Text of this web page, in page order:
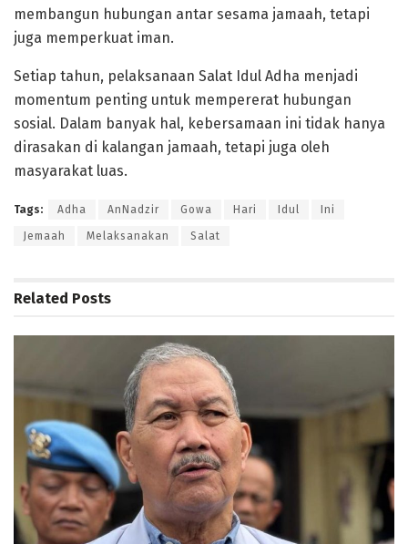
membangun hubungan antar sesama jamaah, tetapi
juga memperkuat iman.
Setiap tahun, pelaksanaan Salat Idul Adha menjadi
momentum penting untuk mempererat hubungan
sosial. Dalam banyak hal, kebersamaan ini tidak hanya
dirasakan di kalangan jamaah, tetapi juga oleh
masyarakat luas.
Tags: Adha AnNadzir Gowa Hari Idul Ini
Jemaah Melaksanakan Salat
Related Posts